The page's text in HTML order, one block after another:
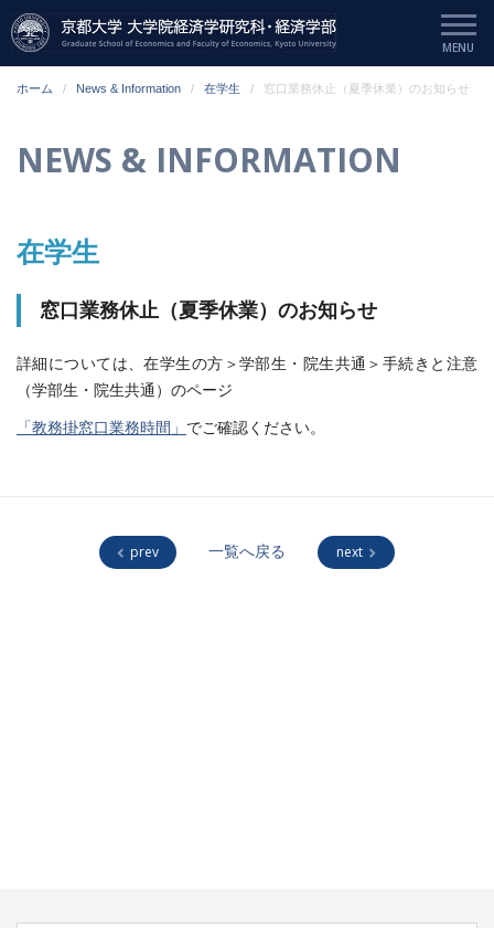
ホーム News & Information 在学生 窓口業務休止（夏季休業）のお知らせ
NEWS & INFORMATION
在学生
窓口業務休止（夏季休業）のお知らせ
詳細については、在学生の方＞学部生・院生共通＞手続きと注意
（学部生・院生共通）のページ
「教務掛窓口業務時間」 でご確認ください。
prev 一覧へ戻る next